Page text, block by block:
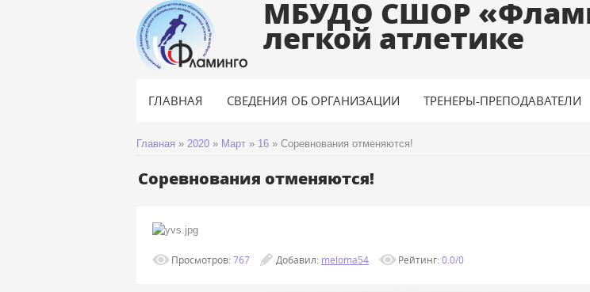
МБУДО СШОР
легкой атлетике
ГЛАВНАЯ СВЕДЕНИЯ ОБ ОРГАНИЗАЦИИ ТРЕНЕРЫ-ПРЕПОДАВАТЕЛИ
Главная » 2020 » Март » 16 » Соревнования отменяются!
Соревнования отменяются!
Просмотров: 767 Добавил: meloma54 Рейтинг: 0.0/0